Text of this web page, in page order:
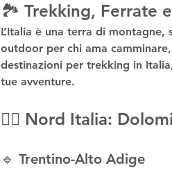
🏞️ Trekking, Ferrate
L’Italia è una terra di
outdoor per chi ama
destinazioni per trekking in Italia
tue avventure.
🧗‍♂️ Nord Italia:
🔹 Trentino-Alto Adige